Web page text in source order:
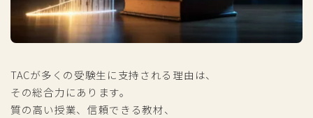
TACが多くの受験生に支持される理由は、
その総合力にあります。
質の高い授業、信頼できる教材、